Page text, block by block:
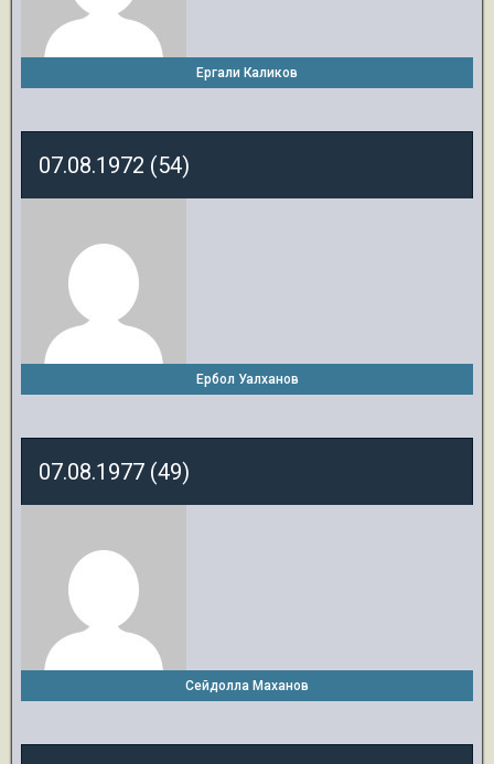
Ергали Каликов
07.08.1972 (54)
Ербол Уалханов
07.08.1977 (49)
Сейдолла Маханов